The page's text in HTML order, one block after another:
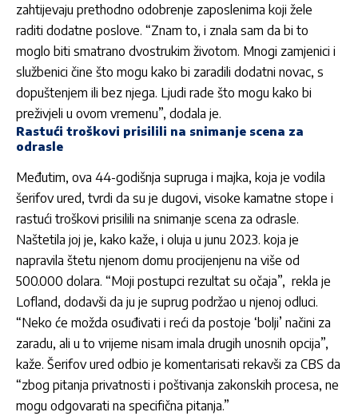
zahtijevaju prethodno odobrenje zaposlenima koji žele
raditi dodatne poslove. “Znam to, i znala sam da bi to
moglo biti smatrano dvostrukim životom. Mnogi zamjenici i
službenici čine što mogu kako bi zaradili dodatni novac, s
dopuštenjem ili bez njega. Ljudi rade što mogu kako bi
preživjeli u ovom vremenu”, dodala je.
Rastući troškovi prisilili na snimanje scena za
odrasle
Međutim, ova 44-godišnja supruga i majka, koja je vodila
šerifov ured, tvrdi da su je dugovi, visoke kamatne stope i
rastući troškovi prisilili na snimanje scena za odrasle.
Naštetila joj je, kako kaže, i oluja u junu 2023. koja je
napravila štetu njenom domu procijenjenu na više od
500.000 dolara. “Moji postupci rezultat su očaja”, rekla je
Lofland, dodavši da ju je suprug podržao u njenoj odluci.
“Neko će možda osuđivati i reći da postoje ‘bolji’ načini za
zaradu, ali u to vrijeme nisam imala drugih unosnih opcija”,
kaže. Šerifov ured odbio je komentarisati rekavši za CBS da
“zbog pitanja privatnosti i poštivanja zakonskih procesa, ne
mogu odgovarati na specifična pitanja.”